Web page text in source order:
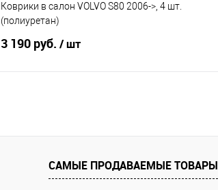
Коврики в салон VOLVO S80 2006->, 4 шт.
(полиуретан)
3 190 руб. / шт
Купить в 1 клик
Сравнение
В избранное
Под заказ
САМЫЕ ПРОДАВАЕМЫЕ ТОВАРЫ